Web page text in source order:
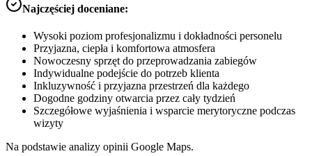
Najczęściej doceniane:
Wysoki poziom profesjonalizmu i dokładności personelu
Przyjazna, ciepła i komfortowa atmosfera
Nowoczesny sprzęt do przeprowadzania zabiegów
Indywidualne podejście do potrzeb klienta
Inkluzywność i przyjazna przestrzeń dla każdego
Dogodne godziny otwarcia przez cały tydzień
Szczegółowe wyjaśnienia i wsparcie merytoryczne podczas
wizyty
Na podstawie analizy opinii Google Maps.